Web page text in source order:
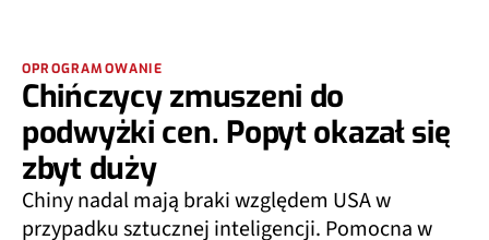
OPROGRAMOWANIE
Chińczycy zmuszeni do
podwyżki cen. Popyt okazał się
zbyt duży
Chiny nadal mają braki względem USA w
przypadku sztucznej inteligencji. Pomocna w